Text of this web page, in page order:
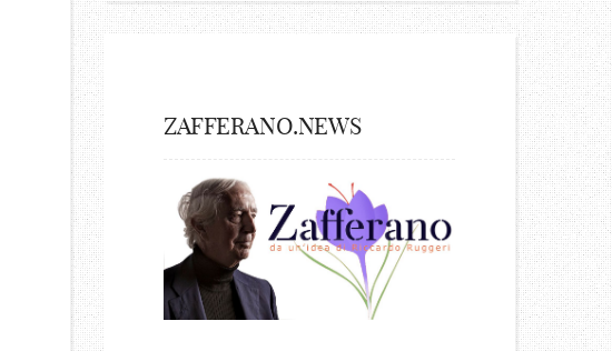
ZAFFERANO.NEWS